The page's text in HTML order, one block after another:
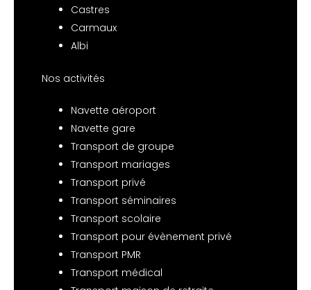
Castres
Carmaux
Albi
Nos activités
Navette aéroport
Navette gare
Transport de groupe
Transport mariages
Transport privé
Transport séminaires
Transport scolaire
Transport pour évènement privé
Transport PMR
Transport médical